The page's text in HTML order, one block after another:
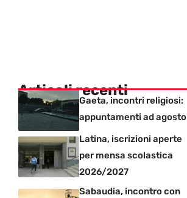
Articoli recenti
Gaeta, incontri religiosi:
appuntamenti ad agosto
Latina, iscrizioni aperte
per mensa scolastica
2026/2027
Sabaudia, incontro con